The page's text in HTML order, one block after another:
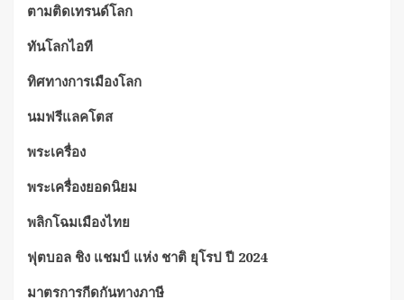
ตามติดเทรนด์โลก
ทันโลกไอที
ทิศทางการเมืองโลก
นมฟรีแลคโตส
พระเครื่อง
พระเครื่องยอดนิยม
พลิกโฉมเมืองไทย
ฟุตบอล ชิง แชมป์ แห่ง ชาติ ยุโรป ปี 2024
มาตรการกีดกันทางภาษี